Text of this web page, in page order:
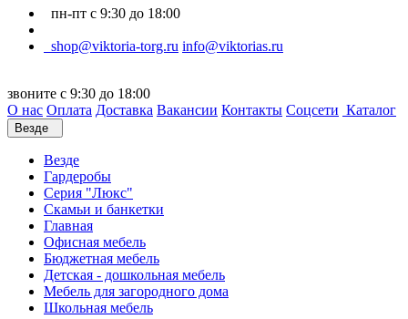
пн-пт с 9:30 до 18:00
shop@viktoria-torg.ru info@viktorias.ru
звоните с 9:30 до 18:00
О нас Оплата Доставка Вакансии Контакты Соцсети Каталог
Везде
Везде
Гардеробы
Серия "Люкс"
Скамьи и банкетки
Главная
Офисная мебель
Бюджетная мебель
Детская - дошкольная мебель
Мебель для загородного дома
Школьная мебель